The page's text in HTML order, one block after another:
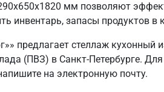
мм позволяют
инвентарь, запасы продуктов в
предлагает стеллаж
(ПВЗ) в Санкт‑Петербурге.
на электронную почту.